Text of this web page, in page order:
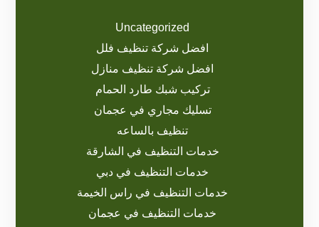
Uncategorized
افضل شركة تنظيف فلل
افضل شركة تنظيف منازل
تركيب شبك طارد الحمام
تسليك مجاري في عجمان
تنظيف بالساعه
خدمات التنظيف في الشارقة
خدمات التنظيف في دبي
خدمات التنظيف في راس الخيمة
خدمات التنظيف في عجمان